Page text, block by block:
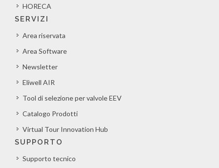
HORECA
SERVIZI
Area riservata
Area Software
Newsletter
Eliwell AIR
Tool di selezione per valvole EEV
Catalogo Prodotti
Virtual Tour Innovation Hub
SUPPORTO
Supporto tecnico